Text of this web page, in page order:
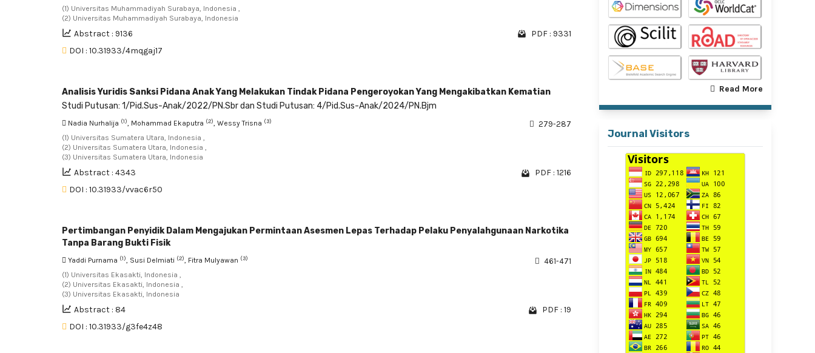
(1) Universitas Muhammadiyah Surabaya, Indonesia ,
(2) Universitas Muhammadiyah Surabaya, Indonesia
Abstract : 9136
PDF : 9331
DOI : 10.31933/4mqgaj17
Analisis Yuridis Sanksi Pidana Anak Yang Melakukan Tindak Pidana Pengeroyokan Yang Mengakibatkan Kematian
Studi Putusan: 1/Pid.Sus-Anak/2022/PN.Sbr dan Studi Putusan: 4/Pid.Sus-Anak/2024/PN.Bjm
Nadia Nurhalija (1), Mohammad Ekaputra (2), Wessy Trisna (3)
(1) Universitas Sumatera Utara, Indonesia ,
(2) Universitas Sumatera Utara, Indonesia ,
(3) Universitas Sumatera Utara, Indonesia
279-287
Abstract : 4343
PDF : 1216
DOI : 10.31933/vvac6r50
Pertimbangan Penyidik Dalam Mengajukan Permintaan Asesmen Lepas Terhadap Pelaku Penyalahgunaan Narkotika
Tanpa Barang Bukti Fisik
Yaddi Purnama (1), Susi Delmiati (2), Fitra Mulyawan (3)
(1) Universitas Ekasakti, Indonesia ,
(2) Universitas Ekasakti, Indonesia ,
(3) Universitas Ekasakti, Indonesia
461-471
Abstract : 84
PDF : 19
DOI : 10.31933/g3fe4z48
Read More
Journal Visitors